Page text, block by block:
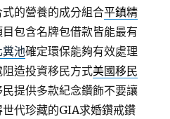
的營養的成分組合平鎮精
包含名牌包借款皆能最有
糞池確定環保能夠有效處理
造投資移民方式美國移民
提供多款紀念鑽飾不要讓
世代珍藏的GIA求婚鑽戒鑽